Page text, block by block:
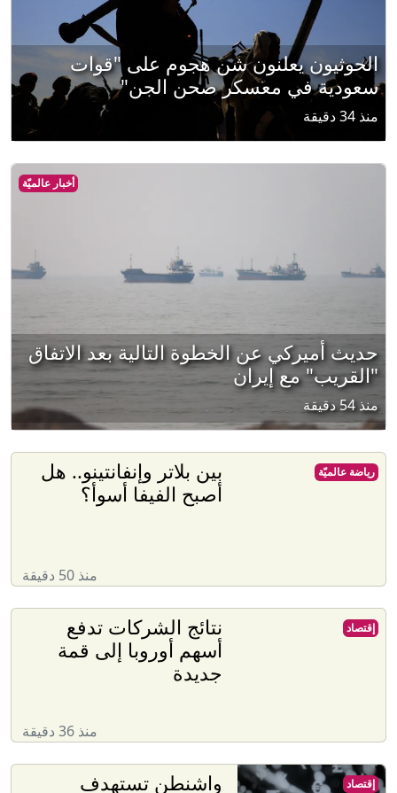
الحوثيون يعلنون شن هجوم على "قوات
سعودية في معسكر صحن الجن"
منذ 34 دقيقة
أخبار عالميّة
حديث أميركي عن الخطوة التالية بعد الاتفاق
"القريب" مع إيران
منذ 54 دقيقة
بين بلاتر وإنفانتينو.. هل
أصبح الفيفا أسوأ؟
منذ 50 دقيقة
رياضة عالميّة
نتائج الشركات تدفع
أسهم أوروبا إلى قمة
جديدة
منذ 36 دقيقة
إقتصاد
واشنطن تستهدف إقتصاد